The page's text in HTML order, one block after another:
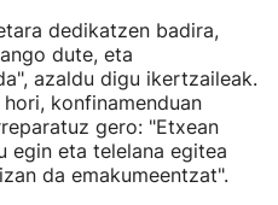
dedikatzen badira,
dute, eta
azaldu digu ikertzaileak.
konfinamenduan
gero: "Etxean
egin eta telelana egitea
da emakumeentzat".